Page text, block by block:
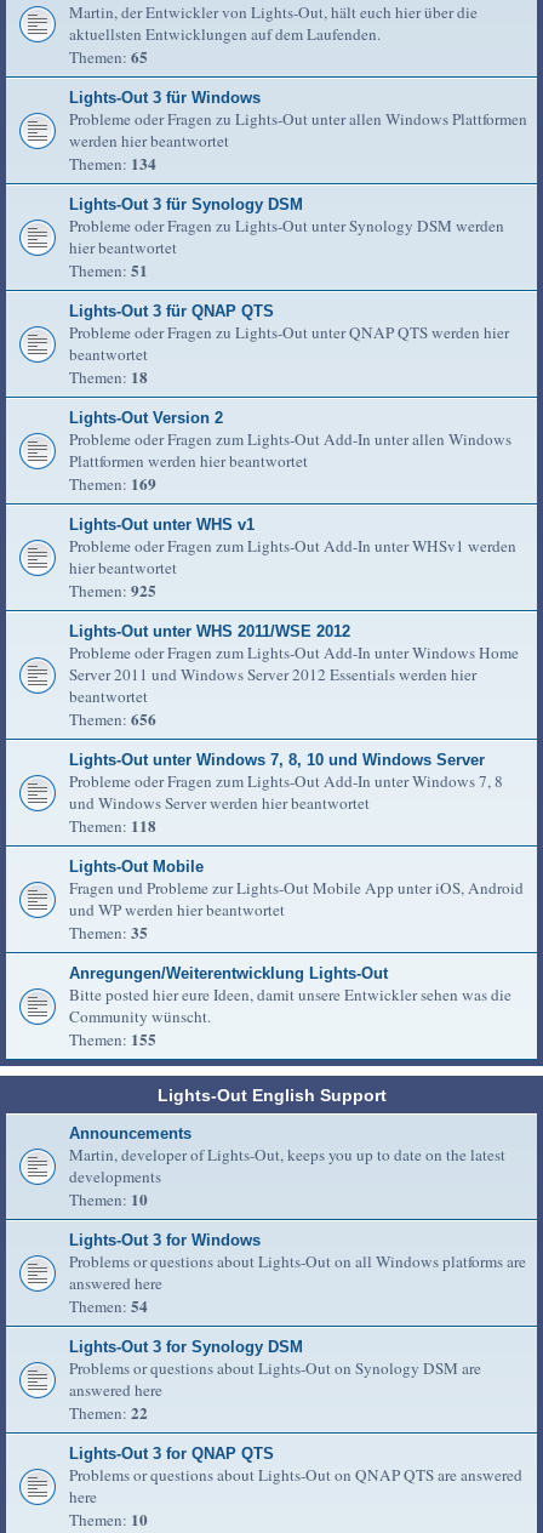
Martin, der Entwickler von Lights-Out, hält euch hier über die
aktuellsten Entwicklungen auf dem Laufenden.
Themen: 65
Lights-Out 3 für Windows
Probleme oder Fragen zu Lights-Out unter allen Windows Plattformen
werden hier beantwortet
Themen: 134
Lights-Out 3 für Synology DSM
Probleme oder Fragen zu Lights-Out unter Synology DSM werden
hier beantwortet
Themen: 51
Lights-Out 3 für QNAP QTS
Probleme oder Fragen zu Lights-Out unter QNAP QTS werden hier
beantwortet
Themen: 18
Lights-Out Version 2
Probleme oder Fragen zum Lights-Out Add-In unter allen Windows
Plattformen werden hier beantwortet
Themen: 169
Lights-Out unter WHS v1
Probleme oder Fragen zum Lights-Out Add-In unter WHSv1 werden
hier beantwortet
Themen: 925
Lights-Out unter WHS 2011/WSE 2012
Probleme oder Fragen zum Lights-Out Add-In unter Windows Home
Server 2011 und Windows Server 2012 Essentials werden hier
beantwortet
Themen: 656
Lights-Out unter Windows 7, 8, 10 und Windows Server
Probleme oder Fragen zum Lights-Out Add-In unter Windows 7, 8
und Windows Server werden hier beantwortet
Themen: 118
Lights-Out Mobile
Fragen und Probleme zur Lights-Out Mobile App unter iOS, Android
und WP werden hier beantwortet
Themen: 35
Anregungen/Weiterentwicklung Lights-Out
Bitte posted hier eure Ideen, damit unsere Entwickler sehen was die
Community wünscht.
Themen: 155
Lights-Out English Support
Announcements
Martin, developer of Lights-Out, keeps you up to date on the latest
developments
Themen: 10
Lights-Out 3 for Windows
Problems or questions about Lights-Out on all Windows platforms are
answered here
Themen: 54
Lights-Out 3 for Synology DSM
Problems or questions about Lights-Out on Synology DSM are
answered here
Themen: 22
Lights-Out 3 for QNAP QTS
Problems or questions about Lights-Out on QNAP QTS are answered
here
Themen: 10